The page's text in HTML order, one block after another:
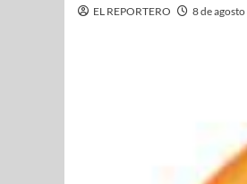
EL REPORTERO 8 de